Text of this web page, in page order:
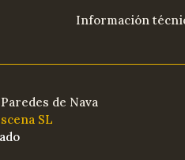
Información
de Nava
SL